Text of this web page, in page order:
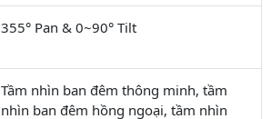
355° Pan & 0~90° Tilt
Tầm nhìn ban đêm thông minh, tầm
nhìn ban đêm hồng ngoại, tầm nhìn